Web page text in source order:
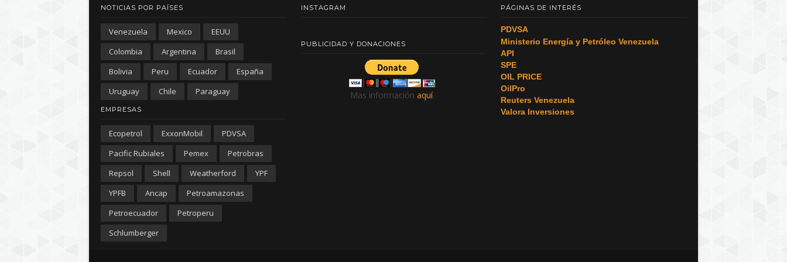
NOTICIAS POR PAÍSES
Venezuela Mexico
EEUU
Colombia
Argentina
Brasil
Bolivia
Peru Ecuador
España
Uruguay
Chile Paraguay
EMPRESAS
Ecopetrol ExxonMobil
PDVSA
Pacific Rubiales
Pemex
Petrobras
Repsol
Shell Weatherford
YPF
YPFB
Ancap
Petroamazonas
Petroecuador
Petroperu
Schlumberger
INSTAGRAM
PUBLICIDAD Y DONACIONES
Mas información aquí.
PÁGINAS DE INTERÉS
PDVSA
Ministerio Energía y Petróleo Venezuela
API
SPE
OIL PRICE
OilPro
Reuters Venezuela
Valora Inversiones